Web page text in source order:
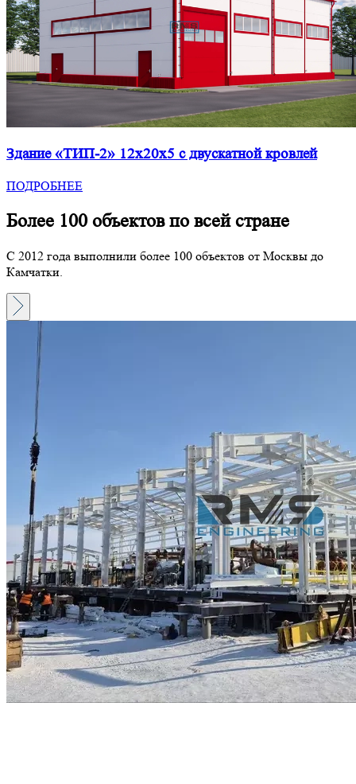
Здание «ТИП-2» 12x20x5 с двускатной кровлей
ПОДРОБНЕЕ
Более 100 объектов по всей стране
С 2012 года выполнили более 100 объектов от Москвы до
Камчатки.